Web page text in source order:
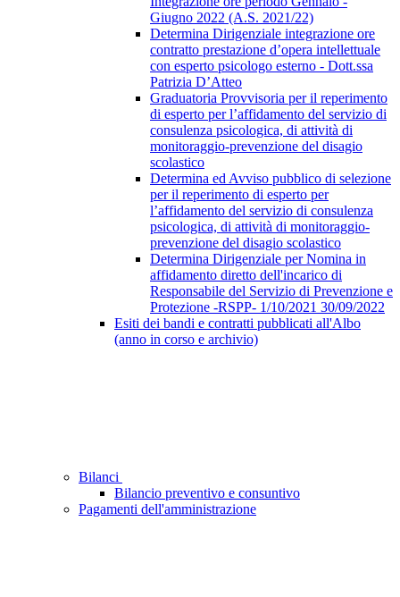
Giugno 2022 (A.S. 2021/22)
Determina Dirigenziale integrazione ore
contratto prestazione d’opera intellettuale
con esperto psicologo esterno - Dott.ssa
Patrizia D’Atteo
Graduatoria Provvisoria per il reperimento
di esperto per l’affidamento del servizio di
consulenza psicologica, di attività di
monitoraggio-prevenzione del disagio
scolastico
Determina ed Avviso pubblico di selezione
per il reperimento di esperto per
l’affidamento del servizio di consulenza
psicologica, di attività di monitoraggio-
prevenzione del disagio scolastico
Determina Dirigenziale per Nomina in
affidamento diretto dell'incarico di
Responsabile del Servizio di Prevenzione e
Protezione -RSPP- 1/10/2021 30/09/2022
Esiti dei bandi e contratti pubblicati all'Albo
(anno in corso e archivio)
Bilanci
Bilancio preventivo e consuntivo
Pagamenti dell'amministrazione